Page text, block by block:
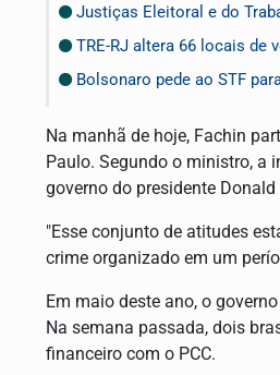
Justiças Eleitoral e do
TRE-RJ altera 66 locais de
Bolsonaro pede ao STF
Na manhã de hoje, Fachin
Paulo. Segundo o ministro, a
governo do presidente Donald
"Esse conjunto de atitudes
crime organizado em um
Em maio deste ano, o
Na semana passada, dois
financeiro com o PCC.